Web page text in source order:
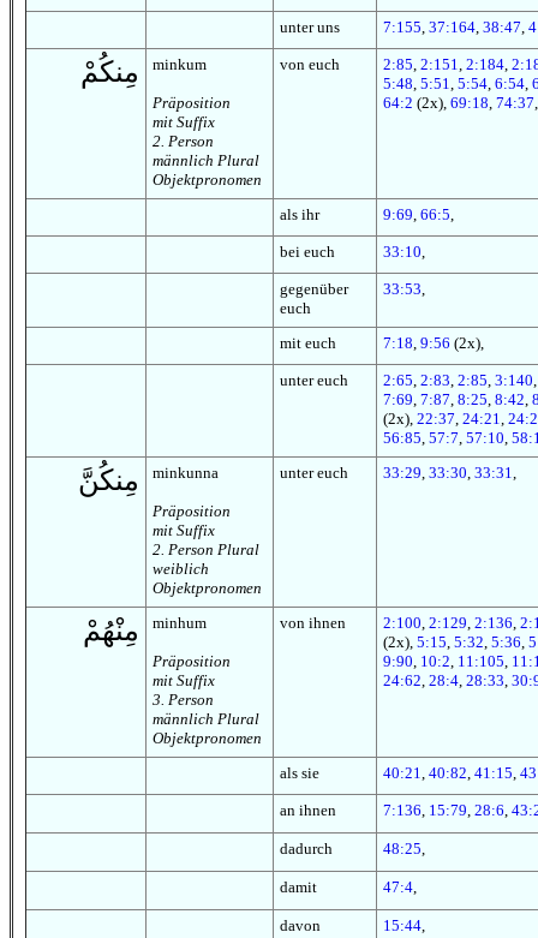
unter uns 7:155, 37:164, 38:47,
مِنكُمْ minkum
Präposition
mit Suffix
2. Person
männlich Plural
Objektpronomen
von euch 2:85, 2:151, 2:184,
5:48, 5:51, 5:54, 6:54,
64:2 (2x), 69:18, 74:37
als ihr 9:69, 66:5,
bei euch 33:10,
gegenüber
euch
33:53,
mit euch 7:18, 9:56 (2x),
unter euch 2:65, 2:83, 2:85, 3:140
7:69, 7:87, 8:25, 8:42,
(2x), 22:37, 24:21,
56:85, 57:7, 57:10,
مِنكُنَّ minkunna
Präposition
mit Suffix
2. Person Plural
weiblich
Objektpronomen
unter euch 33:29, 33:30, 33:31,
مِنْهُمْ minhum
Präposition
mit Suffix
3. Person
männlich Plural
Objektpronomen
von ihnen 2:100, 2:129, 2:136,
(2x), 5:15, 5:32, 5:36,
9:90, 10:2, 11:105,
24:62, 28:4, 28:33,
als sie 40:21, 40:82, 41:15,
an ihnen 7:136, 15:79, 28:6,
dadurch 48:25,
damit 47:4,
davon 15:44,